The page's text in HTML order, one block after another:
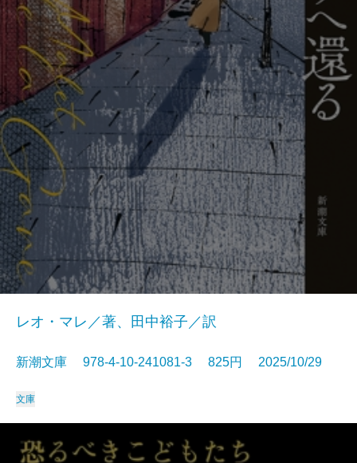
レオ・マレ／著、田中裕子／訳
新潮文庫 978-4-10-241081-3 825円 2025/10/29
文庫